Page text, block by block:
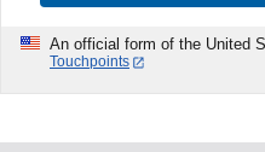
An official form of the United
Touchpoints